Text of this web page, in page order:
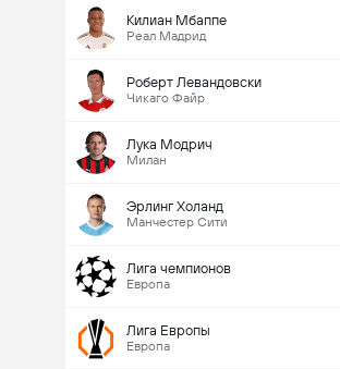
Килиан Мбаппе
Реал Мадрид
Роберт Левандовски
Чикаго Файр
Лука Модрич
Милан
Эрлинг Холанд
Манчестер Сити
Лига чемпионов
Европа
Лига Европы
Европа